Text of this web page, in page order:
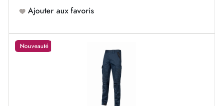
Ajouter aux favoris
Nouveauté